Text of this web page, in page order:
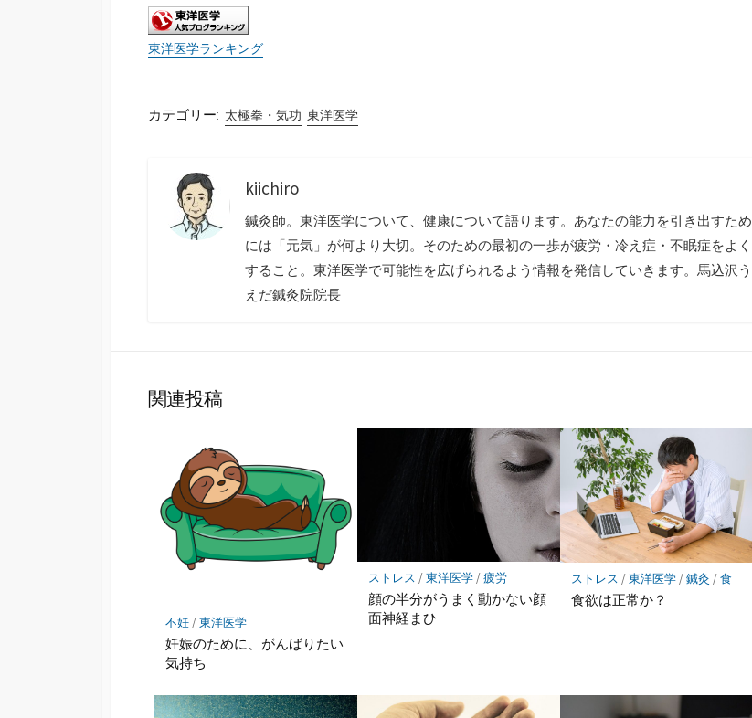
東洋医学ランキング
カテゴリー: 太極拳・気功 東洋医学
kiichiro
鍼灸師。東洋医学について、健康について語ります。あなたの能力を引き出すため
には「元気」が何より大切。そのための最初の一歩が疲労・冷え症・不眠症をよく
すること。東洋医学で可能性を広げられるよう情報を発信していきます。馬込沢う
えだ鍼灸院院長
関連投稿
不妊/東洋医学
妊娠のために、がんばりたい
気持ち
ストレス /東洋医学/疲労
顔の半分がうまく動かない顔
面神経まひ
ストレス /東洋医学/鍼灸 /食
食欲は正常か？